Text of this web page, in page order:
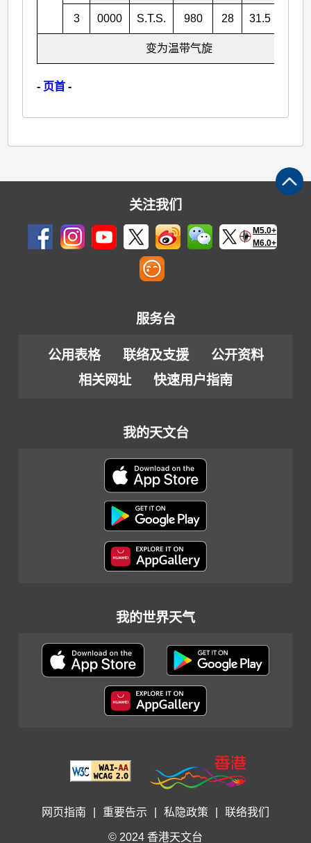
3 0000 S.T.S. 980 28 31.5
变为温带气旋
- 页首 -
关注我们
M5.0+
M6.0+
服务台
公用表格 联络及支援
公开资料
相关网址
快速用户指南
我的天文台
我的世界天气
网页指南 重要告示 私隐政策 联络我们
© 2024 香港天文台